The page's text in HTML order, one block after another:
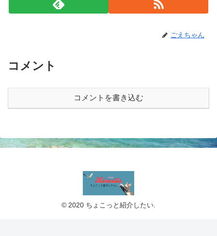
ごえちゃん
コメント
コメントを書き込む
© 2020 ちょこっと紹介したい.